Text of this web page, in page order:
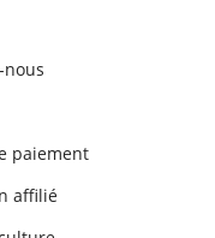
nous
paiement
affilié